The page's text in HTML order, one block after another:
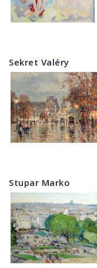
Sekret Valéry
Stupar Marko